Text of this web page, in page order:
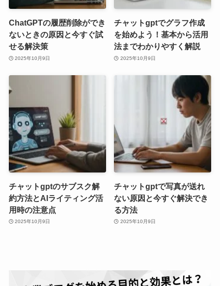
ChatGPTの履歴削除ができ
ないときの原因と今すぐ試
せる解決策
2025年10月9日
チャットgptでグラフ作成
を始めよう！基本から活用
法までわかりやすく解説
2025年10月9日
チャットgptのサブスク解
約方法とAIライティング活
用時の注意点
2025年10月9日
チャットgptで写真が送れ
ない原因と今すぐ解決でき
る方法
2025年10月9日